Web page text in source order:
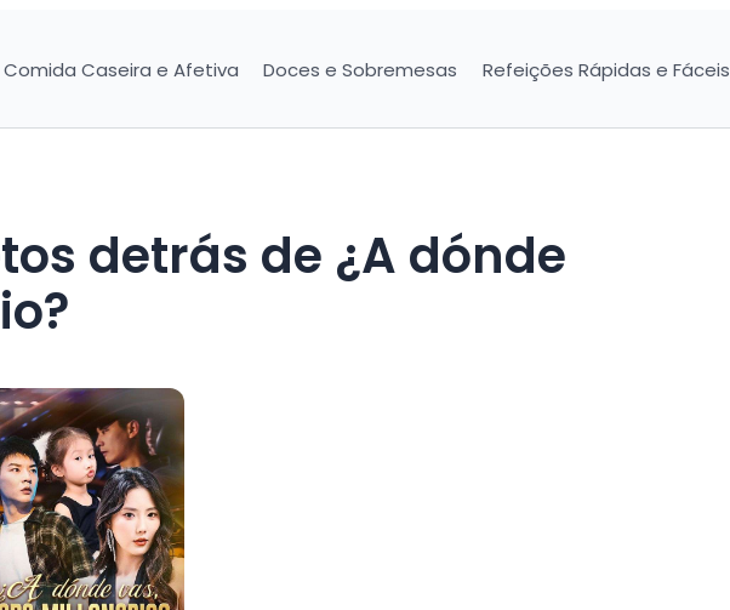
Comida Caseira e Afetiva Doces e Sobremesas Refeições Rápidas e Fáceis
detrás de ¿A dónde